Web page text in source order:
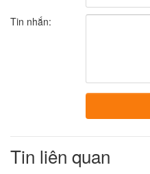
Tin nhắn:
Tin liên quan